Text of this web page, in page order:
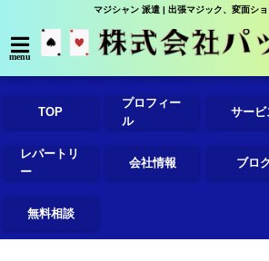
マジシャン 派遣 | 出張マジック、変面シ
menu
TOP
プロフィー
ル
サービ
レパートリ
ー
会社情報 ブロ
無料相談